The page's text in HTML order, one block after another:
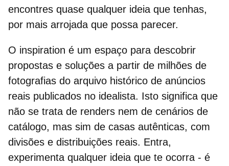
encontres quase qualquer ideia que tenhas,
por mais arrojada que possa parecer.
O inspiration é um espaço para descobrir
propostas e soluções a partir de milhões de
fotografias do arquivo histórico de anúncios
reais publicados no idealista. Isto significa que
não se trata de renders nem de cenários de
catálogo, mas sim de casas autênticas, com
divisões e distribuições reais. Entra,
experimenta qualquer ideia que te ocorra - é